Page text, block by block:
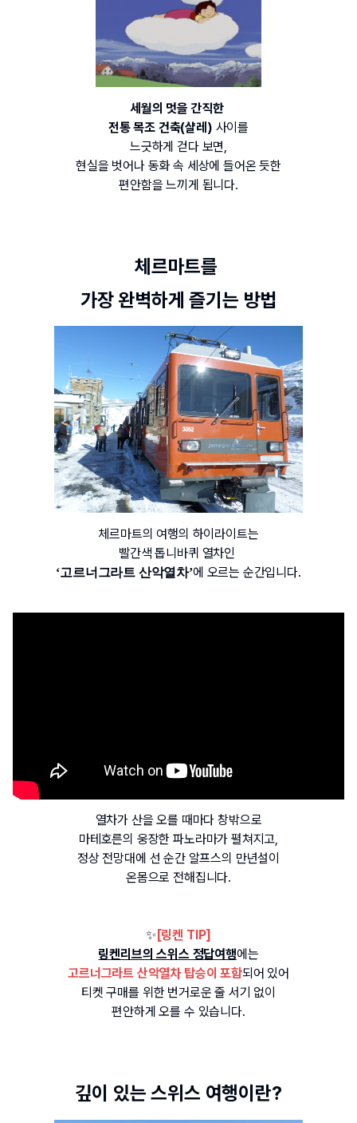
세월의 멋을 간직한
전통 목조 건축(샬레) 사이를
느긋하게 걷다 보면,
현실을 벗어나 동화 속 세상에 들어온 듯한
편안함을 느끼게 됩니다.
체르마트를
가장 완벽하게 즐기는 방법
체르마트의 여행의 하이라이트는
빨간색 톱니바퀴 열차인
‘고르너그라트 산악열차’에 오르는 순간입니다.
열차가 산을 오를 때마다 창밖으로
마테호른의 웅장한 파노라마가 펼쳐지고,
정상 전망대에 선 순간 알프스의 만년설이
온몸으로 전해집니다.
✨ [링켄 TIP]
링켄리브의 스위스 정답여행에는
고르너그라트 산악열차 탑승이 포함되어 있어
티켓 구매를 위한 번거로운 줄 서기 없이
편안하게 오를 수 있습니다.
깊이 있는 스위스 여행이란?